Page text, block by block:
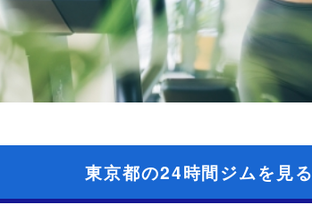
東京都の24時間ジムを見る